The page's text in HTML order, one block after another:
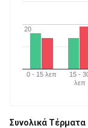
0 - 15 λεπ
15 -
λεπ
20
Συνολικά Τέρματα